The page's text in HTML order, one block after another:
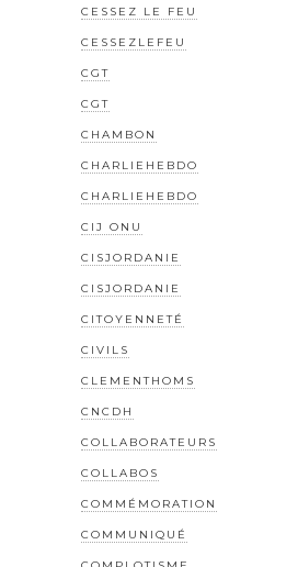
CESSEZ LE FEU
CESSEZLEFEU
CGT
CGT
CHAMBON
CHARLIEHEBDO
CHARLIEHEBDO
CIJ ONU
CISJORDANIE
CISJORDANIE
CITOYENNETÉ
CIVILS
CLEMENTHOMS
CNCDH
COLLABORATEURS
COLLABOS
COMMÉMORATION
COMMUNIQUÉ